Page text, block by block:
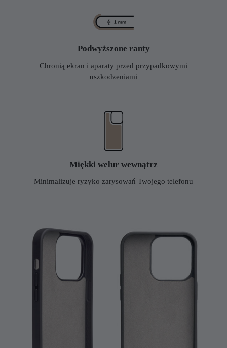
Podwyższone ranty
Chronią ekran i aparaty przed przypadkowymi
uszkodzeniami
Miękki welur wewnątrz
Minimalizuje ryzyko zarysowań Twojego telefonu